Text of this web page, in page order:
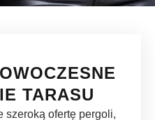
TARASU
szeroką ofertę pergoli,